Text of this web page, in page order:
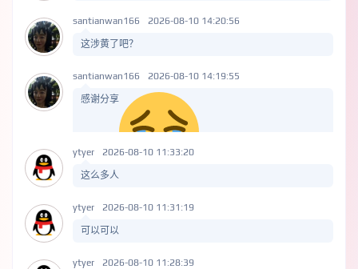
santianwan166 2026-08-10 14:20:56
这涉黄了吧？
santianwan166 2026-08-10 14:19:55
感谢分享
ytyer 2026-08-10 11:33:20
这么多人
ytyer 2026-08-10 11:31:19
可以可以
ytyer 2026-08-10 11:28:39